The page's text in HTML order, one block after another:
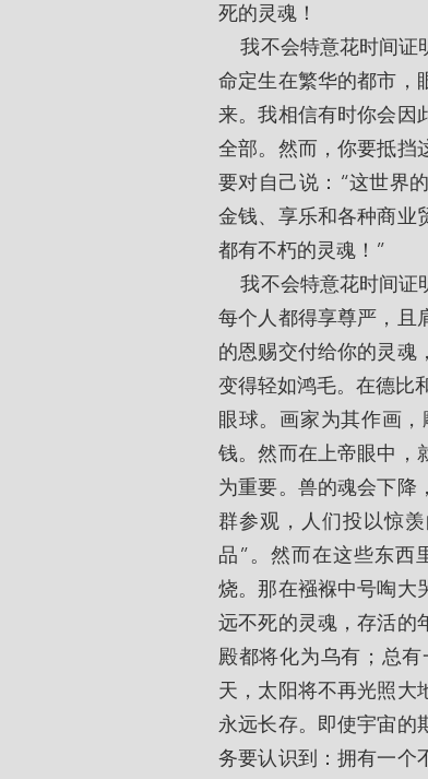
死的灵魂！
    我不会特意花时间证明人有灵魂，但我恳求每一位读者都将此牢记在心。或许你
命定生在繁华的都市，
来。我相信有时你会因
全部。然而，你要抵挡
要对自己说：“这世界
金钱、享乐和各种商业
都有不朽的灵魂！”
    我不会特意花时间证明此点，但我却恳求每位读者务要认识到：因为拥有灵魂，
每个人都得享尊严，且
的恩赐交付给你的灵魂
变得轻如鸿毛。在德比
眼球。画家为其作画
钱。然而在上帝眼中，
为重要。兽的魂会下降
群参观，人们投以惊
品”。然而在这些东西
烧。那在襁褓中号啕大
远不死的灵魂，存活的
殿都将化为乌有；总
天，太阳将不再光照大
永远长存。即使宇宙的
务要认识到：拥有一个